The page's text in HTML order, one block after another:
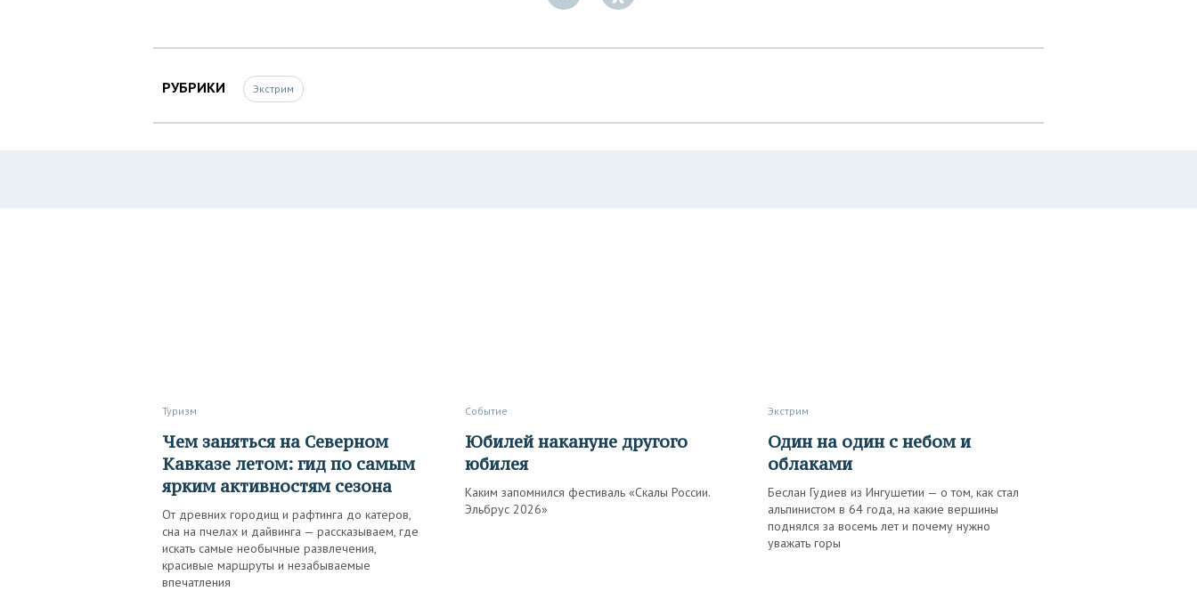
РУБРИКИ Экстрим
Туризм
Чем заняться на Северном
Кавказе летом: гид по самым
ярким активностям сезона
От древних городищ и рафтинга до катеров,
сна на пчелах и дайвинга — рассказываем, где
искать самые необычные развлечения,
красивые маршруты и незабываемые
впечатления
Событие
Юбилей накануне другого
юбилея
Каким запомнился фестиваль «Скалы России.
Эльбрус 2026»
Экстрим
Один на один с небом и
облаками
Беслан Гудиев из Ингушетии — о том, как стал
альпинистом в 64 года, на какие вершины
поднялся за восемь лет и почему нужно
уважать горы